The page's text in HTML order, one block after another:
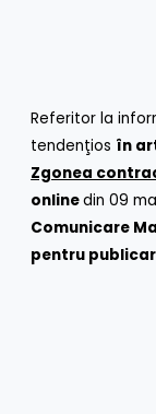
Referitor la
tendenţios în
Zgonea
onlinedin 09
Comunicare
pentru